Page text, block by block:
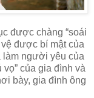
được chàng “soái
được bí mật của
làm người yêu của
của gia đình và
bày, gia đình ông